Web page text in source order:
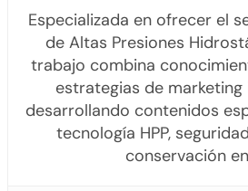
Especializada en ofrecer el
de Altas Presiones
trabajo combina
estrategias de marketing
desarrollando contenidos
tecnología HPP,
conservación